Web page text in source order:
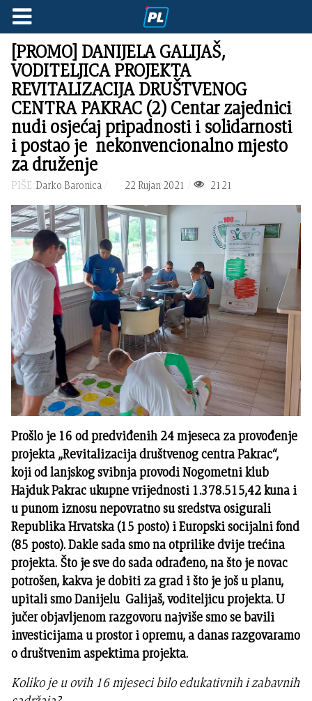
[PROMO] DANIJELA GALIJAŠ,
VODITELJICA PROJEKTA
REVITALIZACIJA DRUŠTVENOG
CENTRA PAKRAC (2) Centar zajednici
nudi osjećaj pripadnosti i solidarnosti
i postao je nekonvencionalno mjesto
za druženje
PIŠE: Darko Baronica 22 Rujan 2021 2121
Prošlo je 16 od predviđenih 24 mjeseca za provođenje
projekta „Revitalizacija društvenog centra Pakrac“,
koji od lanjskog svibnja provodi Nogometni klub
Hajduk Pakrac ukupne vrijednosti 1.378.515,42 kuna i
u punom iznosu nepovratno su sredstva osigurali
Republika Hrvatska (15 posto) i Europski socijalni fond
(85 posto). Dakle sada smo na otprilike dvije trećina
projekta. Što je sve do sada odrađeno, na što je novac
potrošen, kakva je dobiti za grad i što je još u planu,
upitali smo Danijelu Galijaš, voditeljicu projekta. U
jučer objavljenom razgovoru najviše smo se bavili
investicijama u prostor i opremu, a danas razgovaramo
o društvenim aspektima projekta.
Koliko je u ovih 16 mjeseci bilo edukativnih i zabavnih